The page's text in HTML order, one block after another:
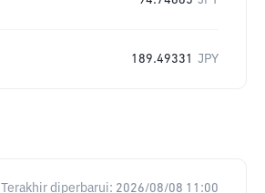
189.49331 JPY
Terakhir diperbarui: 2026/08/08 11:00